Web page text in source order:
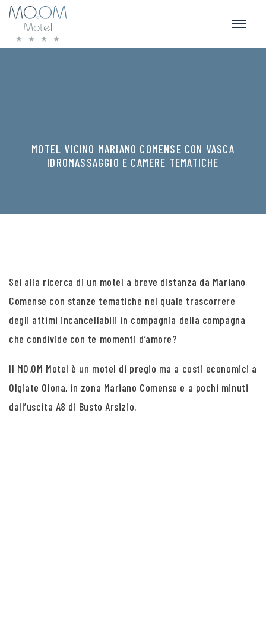
MOTEL VICINO MARIANO COMENSE CON VASCA
IDROMASSAGGIO E CAMERE TEMATICHE
Sei alla ricerca di un motel a breve distanza da Mariano
Comense con stanze tematiche nel quale trascorrere
degli attimi incancellabili in compagnia della compagna
che condivide con te momenti d’amore?
Il MO.OM Motel è un motel di pregio ma a costi economici a
Olgiate Olona, in zona Mariano Comense e a pochi minuti
dall’uscita A8 di Busto Arsizio.